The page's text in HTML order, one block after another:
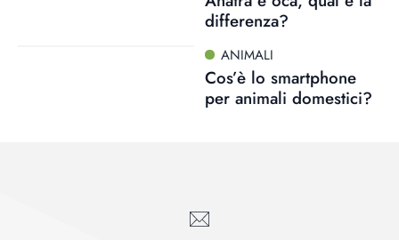
differenza?
ANIMALI
Cos’è lo smartphone
per animali domestici?